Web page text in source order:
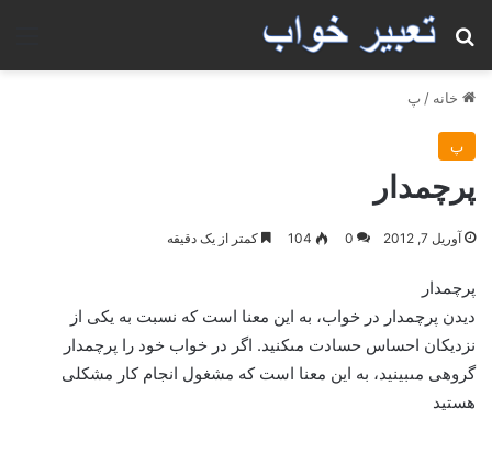
جستجو برای
خانه / پ
پ
پرچمدار
آوریل 7, 2012 0
104 کمتر از یک دقیقه
پرچمدار
ديدن پرچمدار در خواب، به اين معنا است كه نسبت به يكى از
نزديكان احساس حسادت مى‏كنيد. اگر در خواب خود را پرچمدار
گروهى مى‏بينيد، به اين معنا است كه مشغول انجام كار مشكلى
هستيد